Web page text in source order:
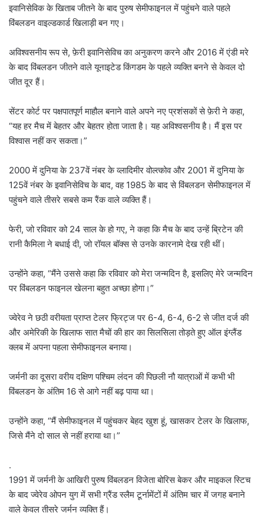
इवानिसेविक के खिताब जीतने के बाद पुरुष सेमीफाइनल में पहुंचने वाले पहले
विंबलडन वाइल्डकार्ड खिलाड़ी बन गए।
अविश्वसनीय रूप से, फ़ेरी इवानिसेविच का अनुकरण करने और 2016 में एंडी मरे
के बाद विंबलडन जीतने वाले यूनाइटेड किंगडम के पहले व्यक्ति बनने से केवल दो
जीत दूर हैं।
सेंटर कोर्ट पर पक्षपातपूर्ण माहौल बनाने वाले अपने नए प्रशंसकों से फ़ेरी ने कहा,
“यह हर मैच में बेहतर और बेहतर होता जाता है। यह अविश्वसनीय है। मैं इस पर
विश्वास नहीं कर सकता।”
2000 में दुनिया के 237वें नंबर के व्लादिमीर वोल्त्कोव और 2001 में दुनिया के
125वें नंबर के इवानिसेविच के बाद, वह 1985 के बाद से विंबलडन सेमीफाइनल में
पहुंचने वाले तीसरे सबसे कम रैंक वाले व्यक्ति हैं।
फेरी, जो रविवार को 24 साल के हो गए, ने कहा कि मैच के बाद उन्हें ब्रिटेन की
रानी कैमिला ने बधाई दी, जो रॉयल बॉक्स से उनके कारनामे देख रही थीं।
उन्होंने कहा, “मैंने उससे कहा कि रविवार को मेरा जन्मदिन है, इसलिए मेरे जन्मदिन
पर विंबलडन फाइनल खेलना बहुत अच्छा होगा।”
ज्वेरेव ने छठी वरीयता प्राप्त टेलर फ्रिट्ज पर 6-4, 6-4, 6-2 से जीत दर्ज की
और अमेरिकी के खिलाफ सात मैचों की हार का सिलसिला तोड़ते हुए ऑल इंग्लैंड
क्लब में अपना पहला सेमीफाइनल बनाया।
जर्मनी का दूसरा वरीय दक्षिण पश्चिम लंदन की पिछली नौ यात्राओं में कभी भी
विंबलडन के अंतिम 16 से आगे नहीं बढ़ पाया था।
उन्होंने कहा, “मैं सेमीफाइनल में पहुंचकर बेहद खुश हूं, खासकर टेलर के खिलाफ,
जिसे मैंने दो साल से नहीं हराया था।”
.
1991 में जर्मनी के आखिरी पुरुष विंबलडन विजेता बोरिस बेकर और माइकल स्टिच
के बाद ज्वेरेव ओपन युग में सभी ग्रैंड स्लैम टूर्नामेंटों में अंतिम चार में जगह बनाने
वाले केवल तीसरे जर्मन व्यक्ति हैं।